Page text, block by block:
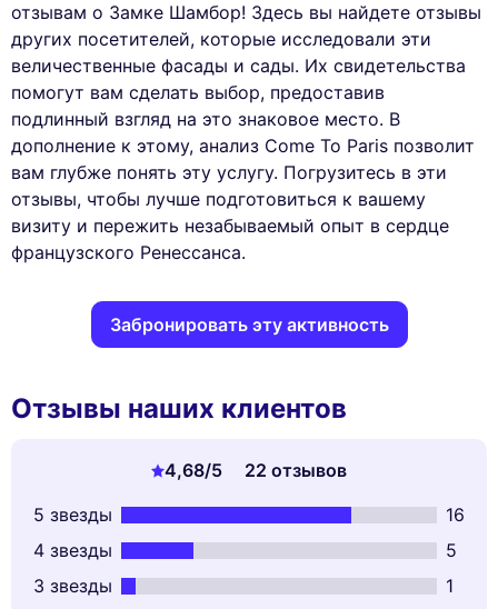
отзывам о Замке Шамбор! Здесь вы найдете отзывы
других посетителей, которые исследовали эти
величественные фасады и сады. Их свидетельства
помогут вам сделать выбор, предоставив
подлинный взгляд на это знаковое место. В
дополнение к этому, анализ Come To Paris позволит
вам глубже понять эту услугу. Погрузитесь в эти
отзывы, чтобы лучше подготовиться к вашему
визиту и пережить незабываемый опыт в сердце
французского Ренессанса.
Забронировать эту активность
Отзывы наших клиентов
4,68/5
22 отзывов
5 звезды
16
4 звезды
5
3 звезды
1